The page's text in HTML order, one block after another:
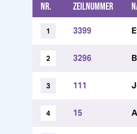
NR. ZEILNUMMER
1 3399
2 3296
3 111
4 15